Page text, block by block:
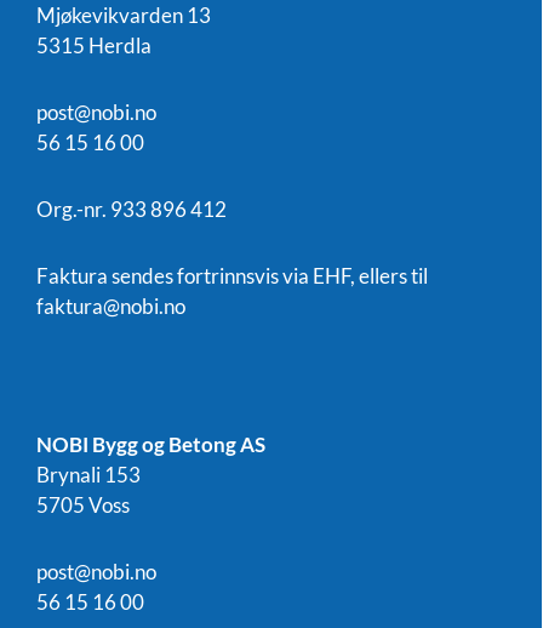
Mjøkevikvarden 13
5315 Herdla
post@nobi.no
56 15 16 00
Org.-nr. 933 896 412
Faktura sendes fortrinnsvis via EHF, ellers til
faktura@nobi.no
NOBI Bygg og Betong AS
Brynali 153
5705 Voss
post@nobi.no
56 15 16 00